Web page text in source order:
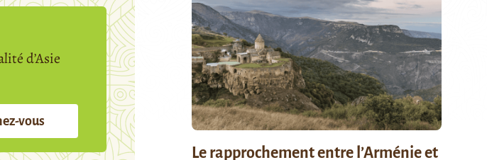
d’Asie
vous
Le rapprochement entre l’Arménie et